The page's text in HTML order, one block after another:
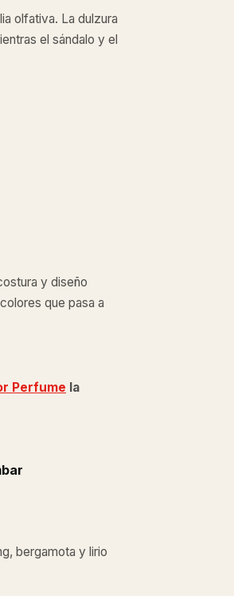
olfativa. La dulzura
el sándalo y el
y diseño
que pasa a
Perfume la
bergamota y lirio